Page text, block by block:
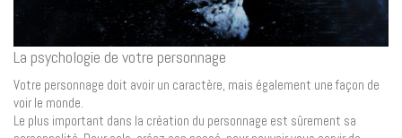
La psychologie de votre personnage
Votre personnage doit avoir un caractère, mais également une façon de
voir le monde.
Le plus important dans la création du personnage est sûrement sa